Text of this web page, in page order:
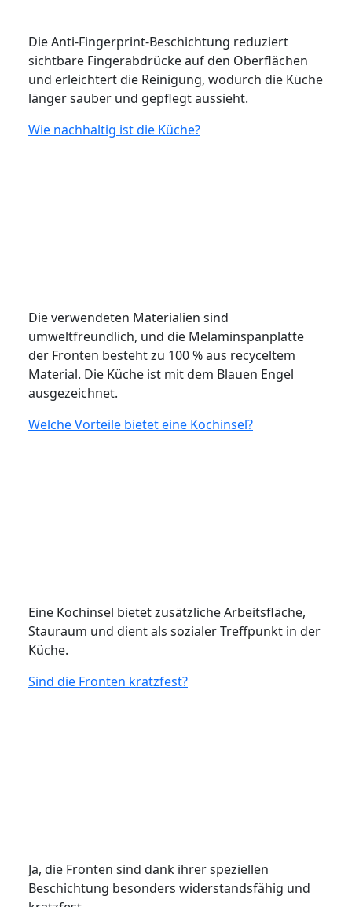
Die Anti-Fingerprint-Beschichtung reduziert
sichtbare Fingerabdrücke auf den Oberflächen
und erleichtert die Reinigung, wodurch die Küche
länger sauber und gepflegt aussieht.
Wie nachhaltig ist die Küche?
Die verwendeten Materialien sind
umweltfreundlich, und die Melaminspanplatte
der Fronten besteht zu 100 % aus recyceltem
Material. Die Küche ist mit dem Blauen Engel
ausgezeichnet.
Welche Vorteile bietet eine Kochinsel?
Eine Kochinsel bietet zusätzliche Arbeitsfläche,
Stauraum und dient als sozialer Treffpunkt in der
Küche. ​
Sind die Fronten kratzfest?
Ja, die Fronten sind dank ihrer speziellen
Beschichtung besonders widerstandsfähig und